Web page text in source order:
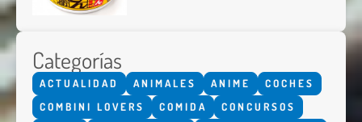
Categorías
ACTUALIDAD ANIMALES ANIME
COCHES
COMBINI LOVERS
COMIDA
CONCURSOS